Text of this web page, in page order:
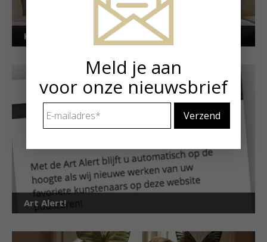
Kunstuitleen voor particulieren
Art Alert!
Meld je aan
voor onze nieuwsbrief
mailadres *